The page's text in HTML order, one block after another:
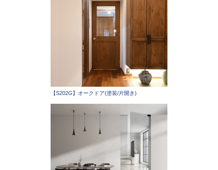
【S202G】オークドア(塗装/片開き)